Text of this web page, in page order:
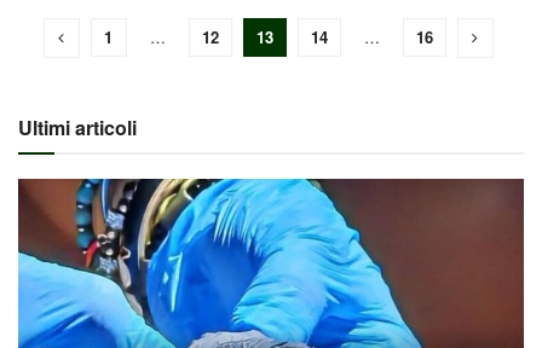
1 … 12 13 14 … 16
Ultimi articoli